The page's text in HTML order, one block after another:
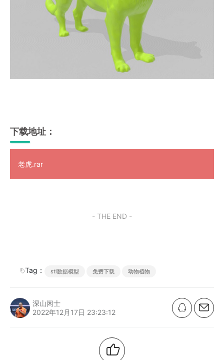
下载地址：
老虎.rar
- THE END -
Tag： stl数据模型 免费下载 动物植物
深山闲士
2022年12月17日 23:23:12